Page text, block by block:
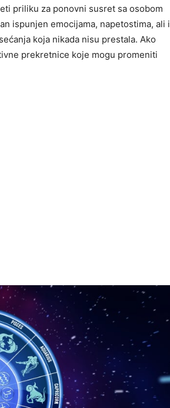
priliku za ponovni susret sa osobom
ispunjen emocijama, napetostima, ali i
koja nikada nisu prestala. Ako
prekretnice koje mogu promeniti